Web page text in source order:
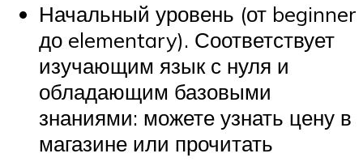
Начальный уровень (от beginner
до elementary). Соответствует
изучающим язык с нуля и
обладающим базовыми
знаниями: можете узнать цену в
магазине или прочитать